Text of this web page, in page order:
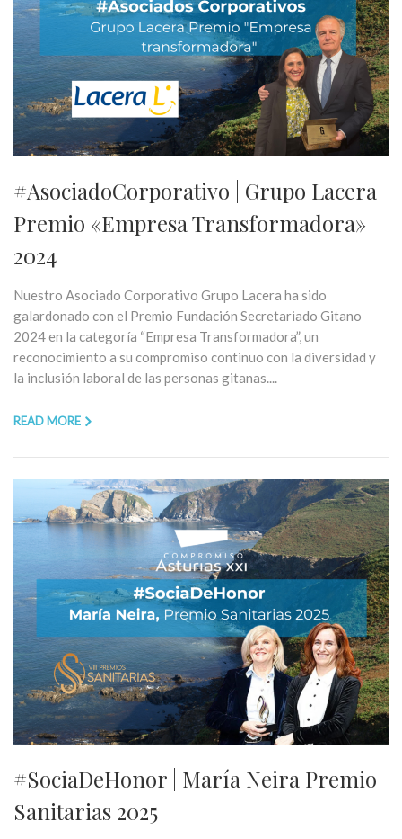
#AsociadoCorporativo | Grupo Lacera
Premio «Empresa Transformadora»
2024
Nuestro Asociado Corporativo Grupo Lacera ha sido
galardonado con el Premio Fundación Secretariado Gitano
2024 en la categoría “Empresa Transformadora”, un
reconocimiento a su compromiso continuo con la diversidad y
la inclusión laboral de las personas gitanas....
READ MORE
#SociaDeHonor | María Neira Premio
Sanitarias 2025